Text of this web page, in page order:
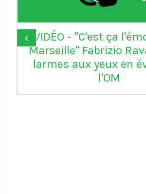
VIDÉO - "C'est ça
Marseille" Fabrizio
larmes aux yeux en
l'OM
‹